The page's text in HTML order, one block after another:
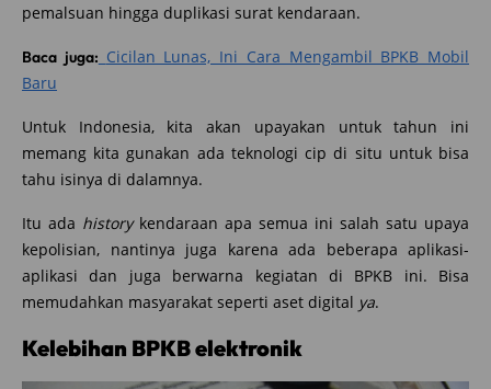
pemalsuan hingga duplikasi surat kendaraan.
Baca juga: Cicilan Lunas, Ini Cara Mengambil BPKB Mobil
Baru
Untuk Indonesia, kita akan upayakan untuk tahun ini
memang kita gunakan ada teknologi cip di situ untuk bisa
tahu isinya di dalamnya.
Itu ada historykendaraan apa semua ini salah satu upaya
kepolisian, nantinya juga karena ada beberapa aplikasi-
aplikasi dan juga berwarna kegiatan di BPKB ini. Bisa
memudahkan masyarakat seperti aset digital ya.
Kelebihan BPKB elektronik